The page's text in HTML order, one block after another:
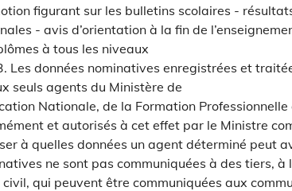
figurant sur les bulletins scolaires -
- avis d’orientation à la fin de
à tous les niveaux
Les données nominatives enregistrées et
seuls agents du Ministère de
Nationale, de la Formation
et autorisés à cet effet par le Ministre
à quelles données un agent déterminé peut
ne sont pas communiquées à des tiers, à
civil, qui peuvent être communiquées aux